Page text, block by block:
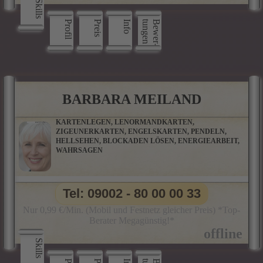
Skills
Profil
Preis Info B
e
w
e
r
­
t
u
n
g
e
n
BARBARA MEILAND
KARTENLEGEN, LENORMANDKARTEN,
ZIGEUNERKARTEN, ENGELSKARTEN, PENDELN,
HELLSEHEN, BLOCKADEN LÖSEN, ENERGIEARBEIT,
WAHRSAGEN
Skills
Tel: 09002 - 80 00 00 33